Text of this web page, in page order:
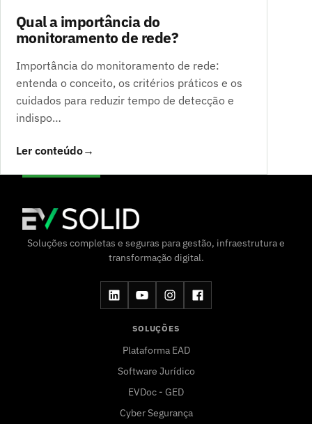
Qual a importância do
monitoramento de rede?
Importância do monitoramento de rede:
entenda o conceito, os critérios práticos e os
cuidados para reduzir tempo de detecção e
indispo…
Ler conteúdo→
Soluções completas e seguras para gestão, infraestrutura e
transformação digital.
SOLUÇÕES
Plataforma EAD
Software Jurídico
EVDoc - GED
Cyber Segurança